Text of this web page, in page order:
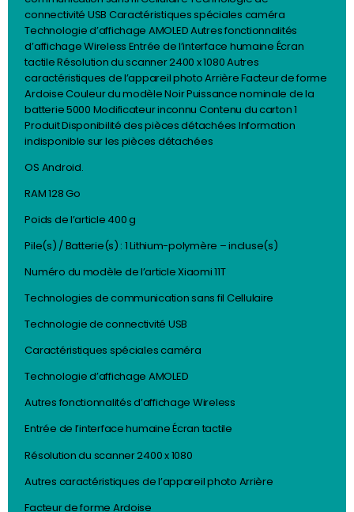
connectivité ‎USB Caractéristiques spéciales ‎caméra
Technologie d’affichage ‎AMOLED Autres fonctionnalités
d’affichage ‎Wireless Entrée de l’interface humaine ‎Écran
tactile Résolution du scanner ‎2400 x 1080 Autres
caractéristiques de l’appareil photo ‎Arrière Facteur de forme
‎Ardoise Couleur du modèle ‎Noir Puissance nominale de la
batterie ‎5000 Modificateur inconnu Contenu du carton ‎1
Produit Disponibilité des pièces détachées ‎Information
indisponible sur les pièces détachées
OS ‎Android.
RAM ‎128 Go
Poids de l’article ‎400 g
Pile(s) / Batterie(s) : ‎1 Lithium-polymère – incluse(s)
Numéro du modèle de l’article ‎Xiaomi 11T
Technologies de communication sans fil ‎Cellulaire
Technologie de connectivité ‎USB
Caractéristiques spéciales ‎caméra
Technologie d’affichage ‎AMOLED
Autres fonctionnalités d’affichage ‎Wireless
Entrée de l’interface humaine ‎Écran tactile
Résolution du scanner ‎2400 x 1080
Autres caractéristiques de l’appareil photo ‎Arrière
Facteur de forme ‎Ardoise